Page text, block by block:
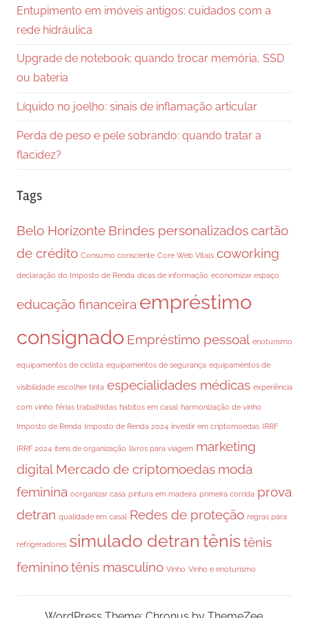
Entupimento em imóveis antigos: cuidados com a
rede hidráulica
Upgrade de notebook: quando trocar memória, SSD
ou bateria
Líquido no joelho: sinais de inflamação articular
Perda de peso e pele sobrando: quando tratar a
flacidez?
Tags
Belo Horizonte Brindes personalizadoscartão
de crédito Consumo consciente Core Web Vitals coworking
declaração do Imposto de Renda dicas de informação economizar espaço
educação financeira empréstimo
consignado Empréstimo pessoal enoturismo
equipamentos de ciclista equipamentos de segurança equipamentos de
visibilidade escolher tinta especialidades médicas experiência
com vinho férias trabalhistas habitos em casal harmonização de vinho
Imposto de Renda Imposto de Renda 2024 investir em criptomoedas IRRF
IRRF 2024 itens de organização livros para viagem marketing
digital Mercado de criptomoedas moda
feminina oorganizar casa pintura em madeira primeira corrida prova
detran qualidade em casal Redes de proteção regras para
refrigeradores simulado detran tênis tênis
femininotênis masculino Vinho Vinho e enoturismo